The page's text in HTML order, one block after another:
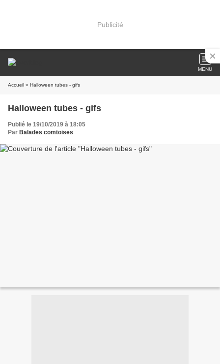
Publicité
MENU
Accueil » Halloween tubes - gifs
Halloween tubes - gifs
Publié le 19/10/2019 à 18:05
Par Balades comtoises